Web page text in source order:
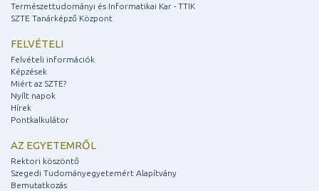
Természettudományi és Informatikai Kar - TTIK
SZTE Tanárképző Központ
FELVÉTELI
Felvételi információk
Képzések
Miért az SZTE?
Nyílt napok
Hírek
Pontkalkulátor
AZ EGYETEMRŐL
Rektori köszöntő
Szegedi Tudományegyetemért Alapítvány
Bemutatkozás